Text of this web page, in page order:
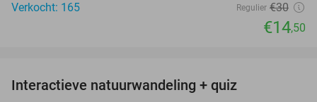
Verkocht: 165 Regulier €30
€14,50
Interactieve natuurwandeling + quiz